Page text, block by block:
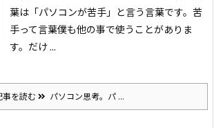
葉は「パソコンが苦手」と言う言葉です。苦
手って言葉僕も他の事で使うことがありま
す。 だけ ...
事を読む パソコン思考。パ ...